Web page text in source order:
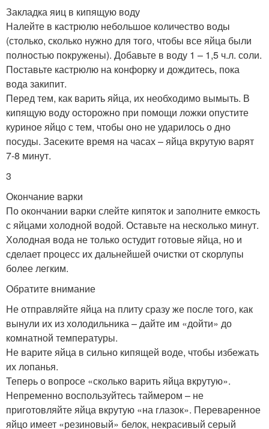
Закладка яиц в кипящую воду
Налейте в кастрюлю небольшое количество воды
(столько, сколько нужно для того, чтобы все яйца были
полностью покружены). Добавьте в воду 1 – 1,5 ч.л. соли.
Поставьте кастрюлю на конфорку и дождитесь, пока
вода закипит.
Перед тем, как варить яйца, их необходимо вымыть. В
кипящую воду осторожно при помощи ложки опустите
куриное яйцо с тем, чтобы оно не ударилось о дно
посуды. Засеките время на часах – яйца вкрутую варят
7-8 минут.
3
Окончание варки
По окончании варки слейте кипяток и заполните емкость
с яйцами холодной водой. Оставьте на несколько минут.
Холодная вода не только остудит готовые яйца, но и
сделает процесс их дальнейшей очистки от скорлупы
более легким.
Обратите внимание
Не отправляйте яйца на плиту сразу же после того, как
вынули их из холодильника – дайте им «дойти» до
комнатной температуры.
Не варите яйца в сильно кипящей воде, чтобы избежать
их лопанья.
Теперь о вопросе «сколько варить яйца вкрутую».
Непременно воспользуйтесь таймером – не
приготовляйте яйца вкрутую «на глазок». Переваренное
яйцо имеет «резиновый» белок, некрасивый серый